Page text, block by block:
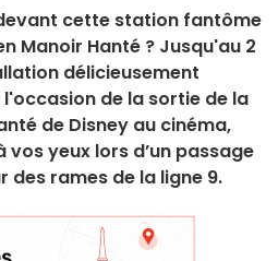
cette station fantôme
Manoir Hanté ? Jusqu'au 2
délicieusement
de la sortie de la
de Disney au cinéma,
yeux lors d’un passage
des rames de la ligne 9.